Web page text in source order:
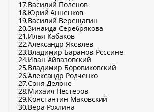
17.Василий Поленов
18.Юрий Анненков
19.Василий Верещагин
20.Зинаида Серебрякова
21.Илья Кабаков
22.Александр Яковлев
23.Владимир Баранов-Россине
24.Иван Айвазовский
25.Владимир Боровиковский
26.Александр Родченко
27.Соня Делоне
28.Михаил Нестеров
29.Константин Маковский
30.Вера Рохлина